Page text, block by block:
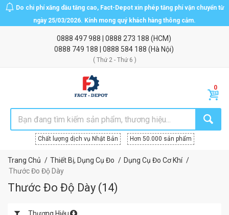
Do chi phí xăng dầu tăng cao, Fact-Depot xin phép tăng phí vận chuyển từ
ngày 25/03/2026. Kính mong quý khách hàng thông cảm.
0888 497 988 0888 273 188 (HCM)
0888 749 188
0888 584 188 (Hà Nội)
( Thứ 2 - Thứ 6 )
Chất lượng dịch vụ Nhật Bản Hơn 50.000 sản phẩm
Trang Chủ Thiết Bị, Dụng Cụ Đo
Dụng Cụ Đo Cơ Khí
Thước Đo Độ Dày
Thước Đo Độ Dày (14)